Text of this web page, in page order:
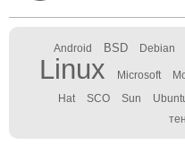
Android BSD Debian
Linux Microsoft
Hat SCO Sun